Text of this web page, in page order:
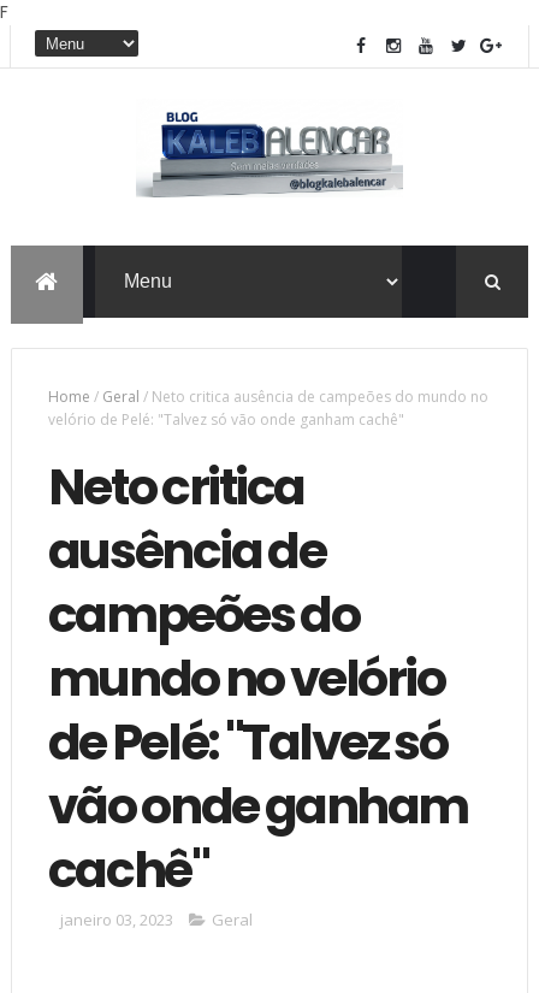
F
Home / Geral / Neto critica ausência de campeões do mundo no
velório de Pelé: "Talvez só vão onde ganham cachê"
Neto critica
ausência de
campeões do
mundo no velório
de Pelé: "Talvez só
vão onde ganham
cachê"
janeiro 03, 2023 Geral